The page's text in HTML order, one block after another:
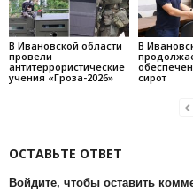
В Ивановской области
провели
антитеррористические
учения «Гроза-2026»
В
сирот
ОСТАВЬТЕ ОТВЕТ
Войдите, чтобы оставить